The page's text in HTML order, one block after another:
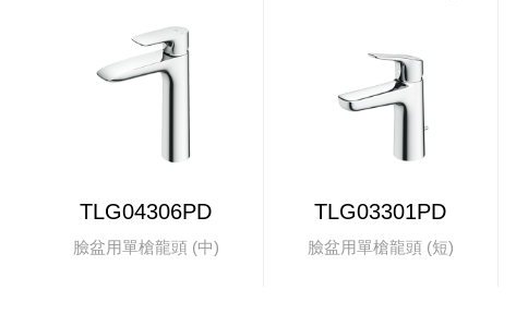
TLG04306PD
臉盆用單槍龍頭 (中)
TLG03301PD
臉盆用單槍龍頭 (短)